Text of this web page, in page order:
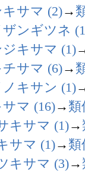
サマ (2)→
ンギツネ
キサマ (1)
サマ (6)→
キサン (1)
サマ (16)→ 類
キサマ (1)→
サマ (1)→ 類
キサマ (3)→